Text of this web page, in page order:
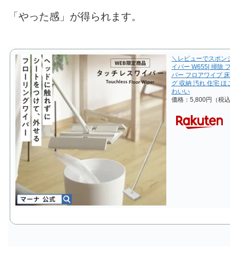
「やった感」が得られます。
＼レビューでスポン
イパー W655| 掃除
パー フロアワイプ
グ 収納 汚れ 住宅 ほ
わいい
価格：5,800円（税